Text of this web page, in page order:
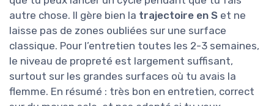
autre chose. Il gère bien la trajectoire en S et ne
laisse pas de zones oubliées sur une surface
classique. Pour l’entretien toutes les 2-3 semaines,
le niveau de propreté est largement suffisant,
surtout sur les grandes surfaces où tu avais la
flemme. En résumé : très bon en entretien, correct